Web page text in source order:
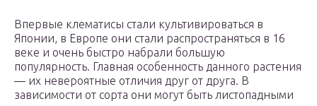
Впервые клематисы стали культивироваться в
Японии, в Европе они стали распространяться в 16
веке и очень быстро набрали большую
популярность. Главная особенность данного растения
— их невероятные отличия друг от друга. В
зависимости от сорта они могут быть листопадными